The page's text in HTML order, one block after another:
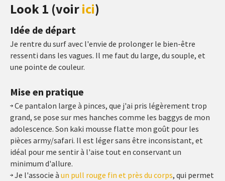
Look 1 (voirici)
Idée de départ
Je rentre du surf avec l'envie de prolonger le bien-être
ressenti dans les vagues. Il me faut du large, du souple, et
une pointe de couleur.
Mise en pratique
Ce pantalon large à pinces, que j'ai pris légèrement trop
grand, se pose sur mes hanches comme les baggys de mon
adolescence. Son kaki mousse flatte mon goût pour les
pièces army/safari. Il est léger sans être inconsistant, et
idéal pour me sentir à l'aise tout en conservant un
minimum d'allure.
Je l'associe à un pull rouge fin et près du corps, qui permet